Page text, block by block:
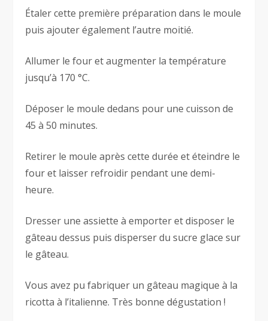
Étaler cette première préparation dans le moule
puis ajouter également l’autre moitié.
Allumer le four et augmenter la température
jusqu’à 170 °C.
Déposer le moule dedans pour une cuisson de
45 à 50 minutes.
Retirer le moule après cette durée et éteindre le
four et laisser refroidir pendant une demi-
heure.
Dresser une assiette à emporter et disposer le
gâteau dessus puis disperser du sucre glace sur
le gâteau.
Vous avez pu fabriquer un gâteau magique à la
ricotta à l’italienne. Très bonne dégustation !